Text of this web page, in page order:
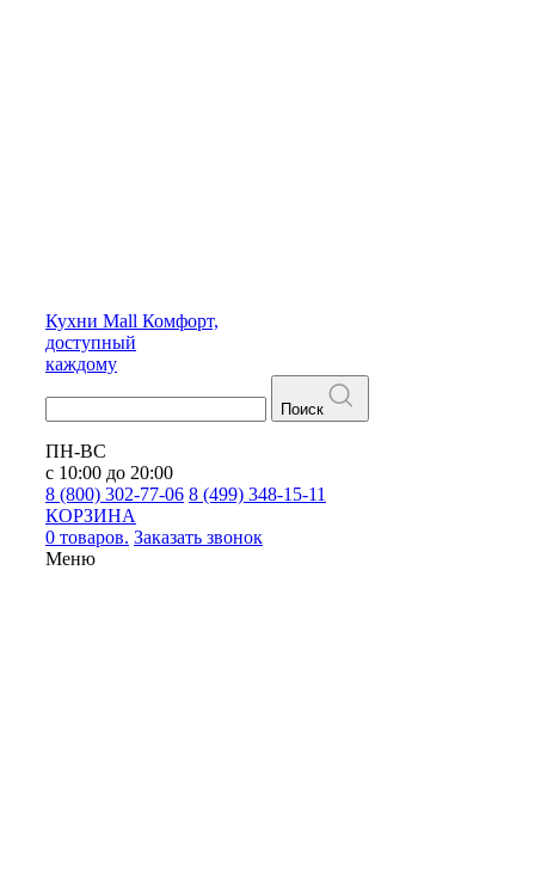
Кухни Mall Комфорт,
доступный
каждому
Поиск
ПН-ВС
с 10:00 до 20:00
8 (800) 302-77-06 8 (499) 348-15-11
КОРЗИНА
0 товаров. Заказать звонок
Меню